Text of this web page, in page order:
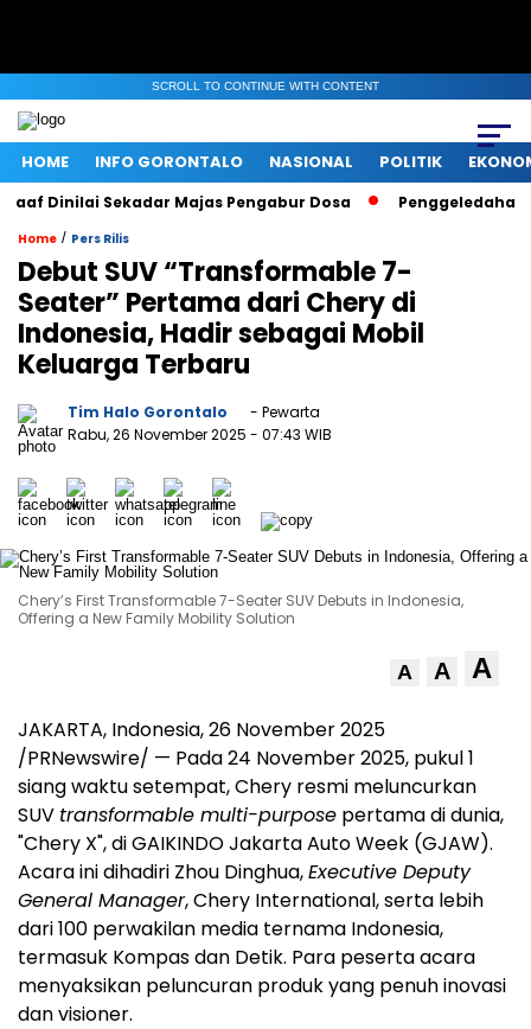
SCROLL TO CONTINUE WITH CONTENT
HOME INFO GORONTALO NASIONAL POLITIK
Dinilai Sekadar Majas Pengabur Dosa Penggeledahan
Home / Pers Rilis
Debut SUV “Transformable 7-
Seater” Pertama dari Chery di
Indonesia, Hadir sebagai Mobil
Keluarga Terbaru
Tim Halo Gorontalo
- Pewarta
Rabu, 26 November 2025 - 07:43 WIB
Chery’s First Transformable 7-Seater SUV Debuts in Indonesia,
Offering a New Family Mobility Solution
A A A
JAKARTA, Indonesia,26 November 2025
/PRNewswire/ — Pada24 November 2025, pukul 1
siang waktu setempat, Chery resmi meluncurkan
SUV transformable multi-purpose pertama di dunia,
"Chery X", di GAIKINDO Jakarta Auto Week (GJAW).
Acara ini dihadiri Zhou Dinghua,Executive Deputy
General Manager, Chery International, serta lebih
dari 100 perwakilan media ternama Indonesia,
termasuk Kompas dan Detik. Para peserta acara
menyaksikan peluncuran produk yang penuh inovasi
dan visioner.